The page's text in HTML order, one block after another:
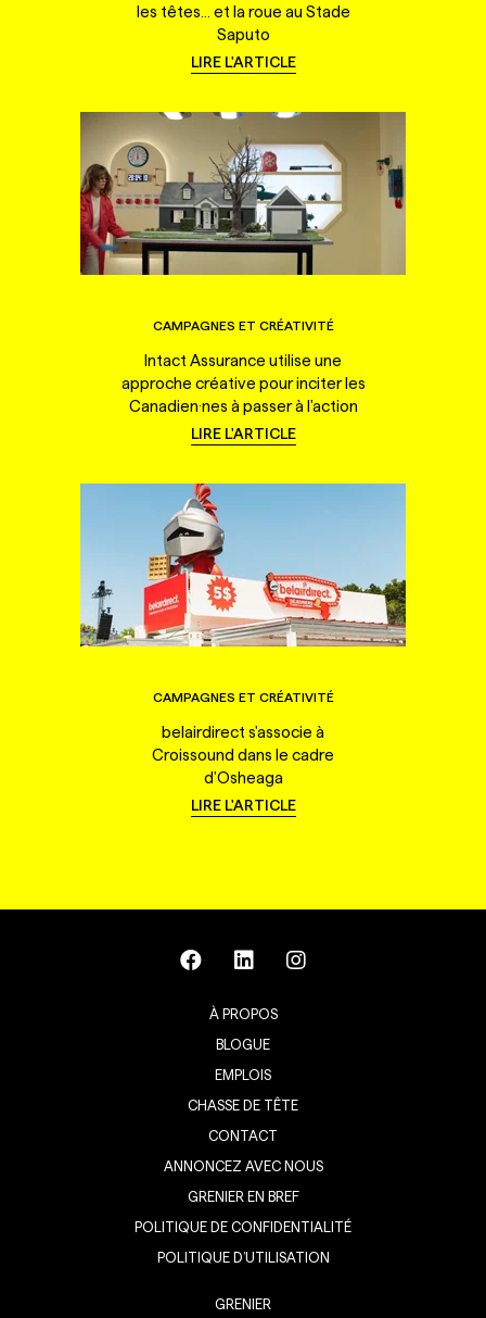
les têtes... et la roue au Stade
Saputo
LIRE L'ARTICLE
CAMPAGNES ET CRÉATIVITÉ
Intact Assurance utilise une
approche créative pour inciter les
Canadien·nes à passer à l'action
LIRE L'ARTICLE
CAMPAGNES ET CRÉATIVITÉ
belairdirect s'associe à
Croissound dans le cadre
d'Osheaga
LIRE L'ARTICLE
À PROPOS
BLOGUE
EMPLOIS
CHASSE DE TÊTE
CONTACT
ANNONCEZ AVEC NOUS
GRENIER EN BREF
POLITIQUE DE CONFIDENTIALITÉ
POLITIQUE D’UTILISATION
GRENIER